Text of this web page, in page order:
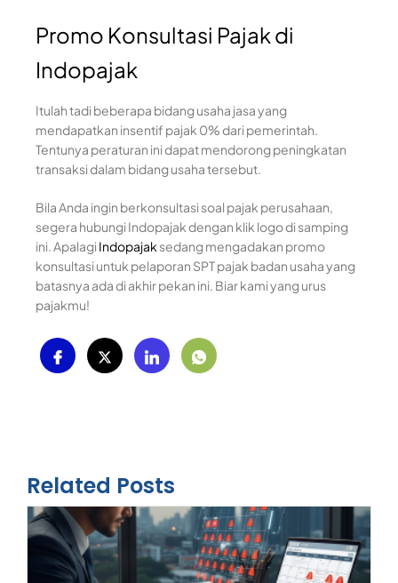
Promo Konsultasi Pajak di
Indopajak
Itulah tadi beberapa bidang usaha jasa yang
mendapatkan insentif pajak 0% dari pemerintah.
Tentunya peraturan ini dapat mendorong peningkatan
transaksi dalam bidang usaha tersebut.
Bila Anda ingin berkonsultasi soal pajak perusahaan,
segera hubungi Indopajak dengan klik logo di samping
ini. Apalagi Indopajak sedang mengadakan promo
konsultasi untuk pelaporan SPT pajak badan usaha yang
batasnya ada di akhir pekan ini. Biar kami yang urus
pajakmu!
Related Posts